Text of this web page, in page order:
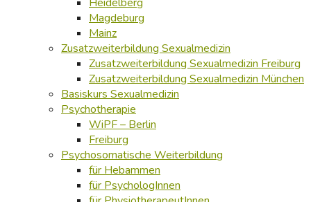
Magdeburg
Mainz
Zusatzweiterbildung Sexualmedizin
Zusatzweiterbildung Sexualmedizin Freiburg
Zusatzweiterbildung Sexualmedizin München
Basiskurs Sexualmedizin
Psychotherapie
WiPF – Berlin
Freiburg
Psychosomatische Weiterbildung
für Hebammen
für PsychologInnen